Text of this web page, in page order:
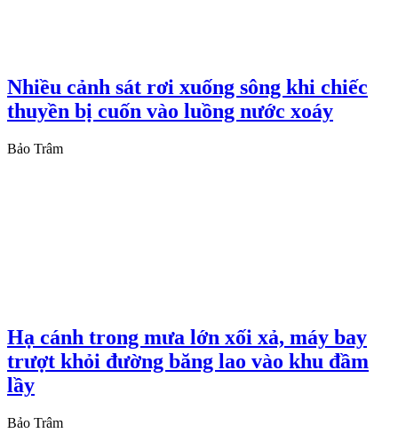
Nhiều cảnh sát rơi xuống sông khi chiếc
thuyền bị cuốn vào luồng nước xoáy
Bảo Trâm
Hạ cánh trong mưa lớn xối xả, máy bay
trượt khỏi đường băng lao vào khu đầm
lầy
Bảo Trâm